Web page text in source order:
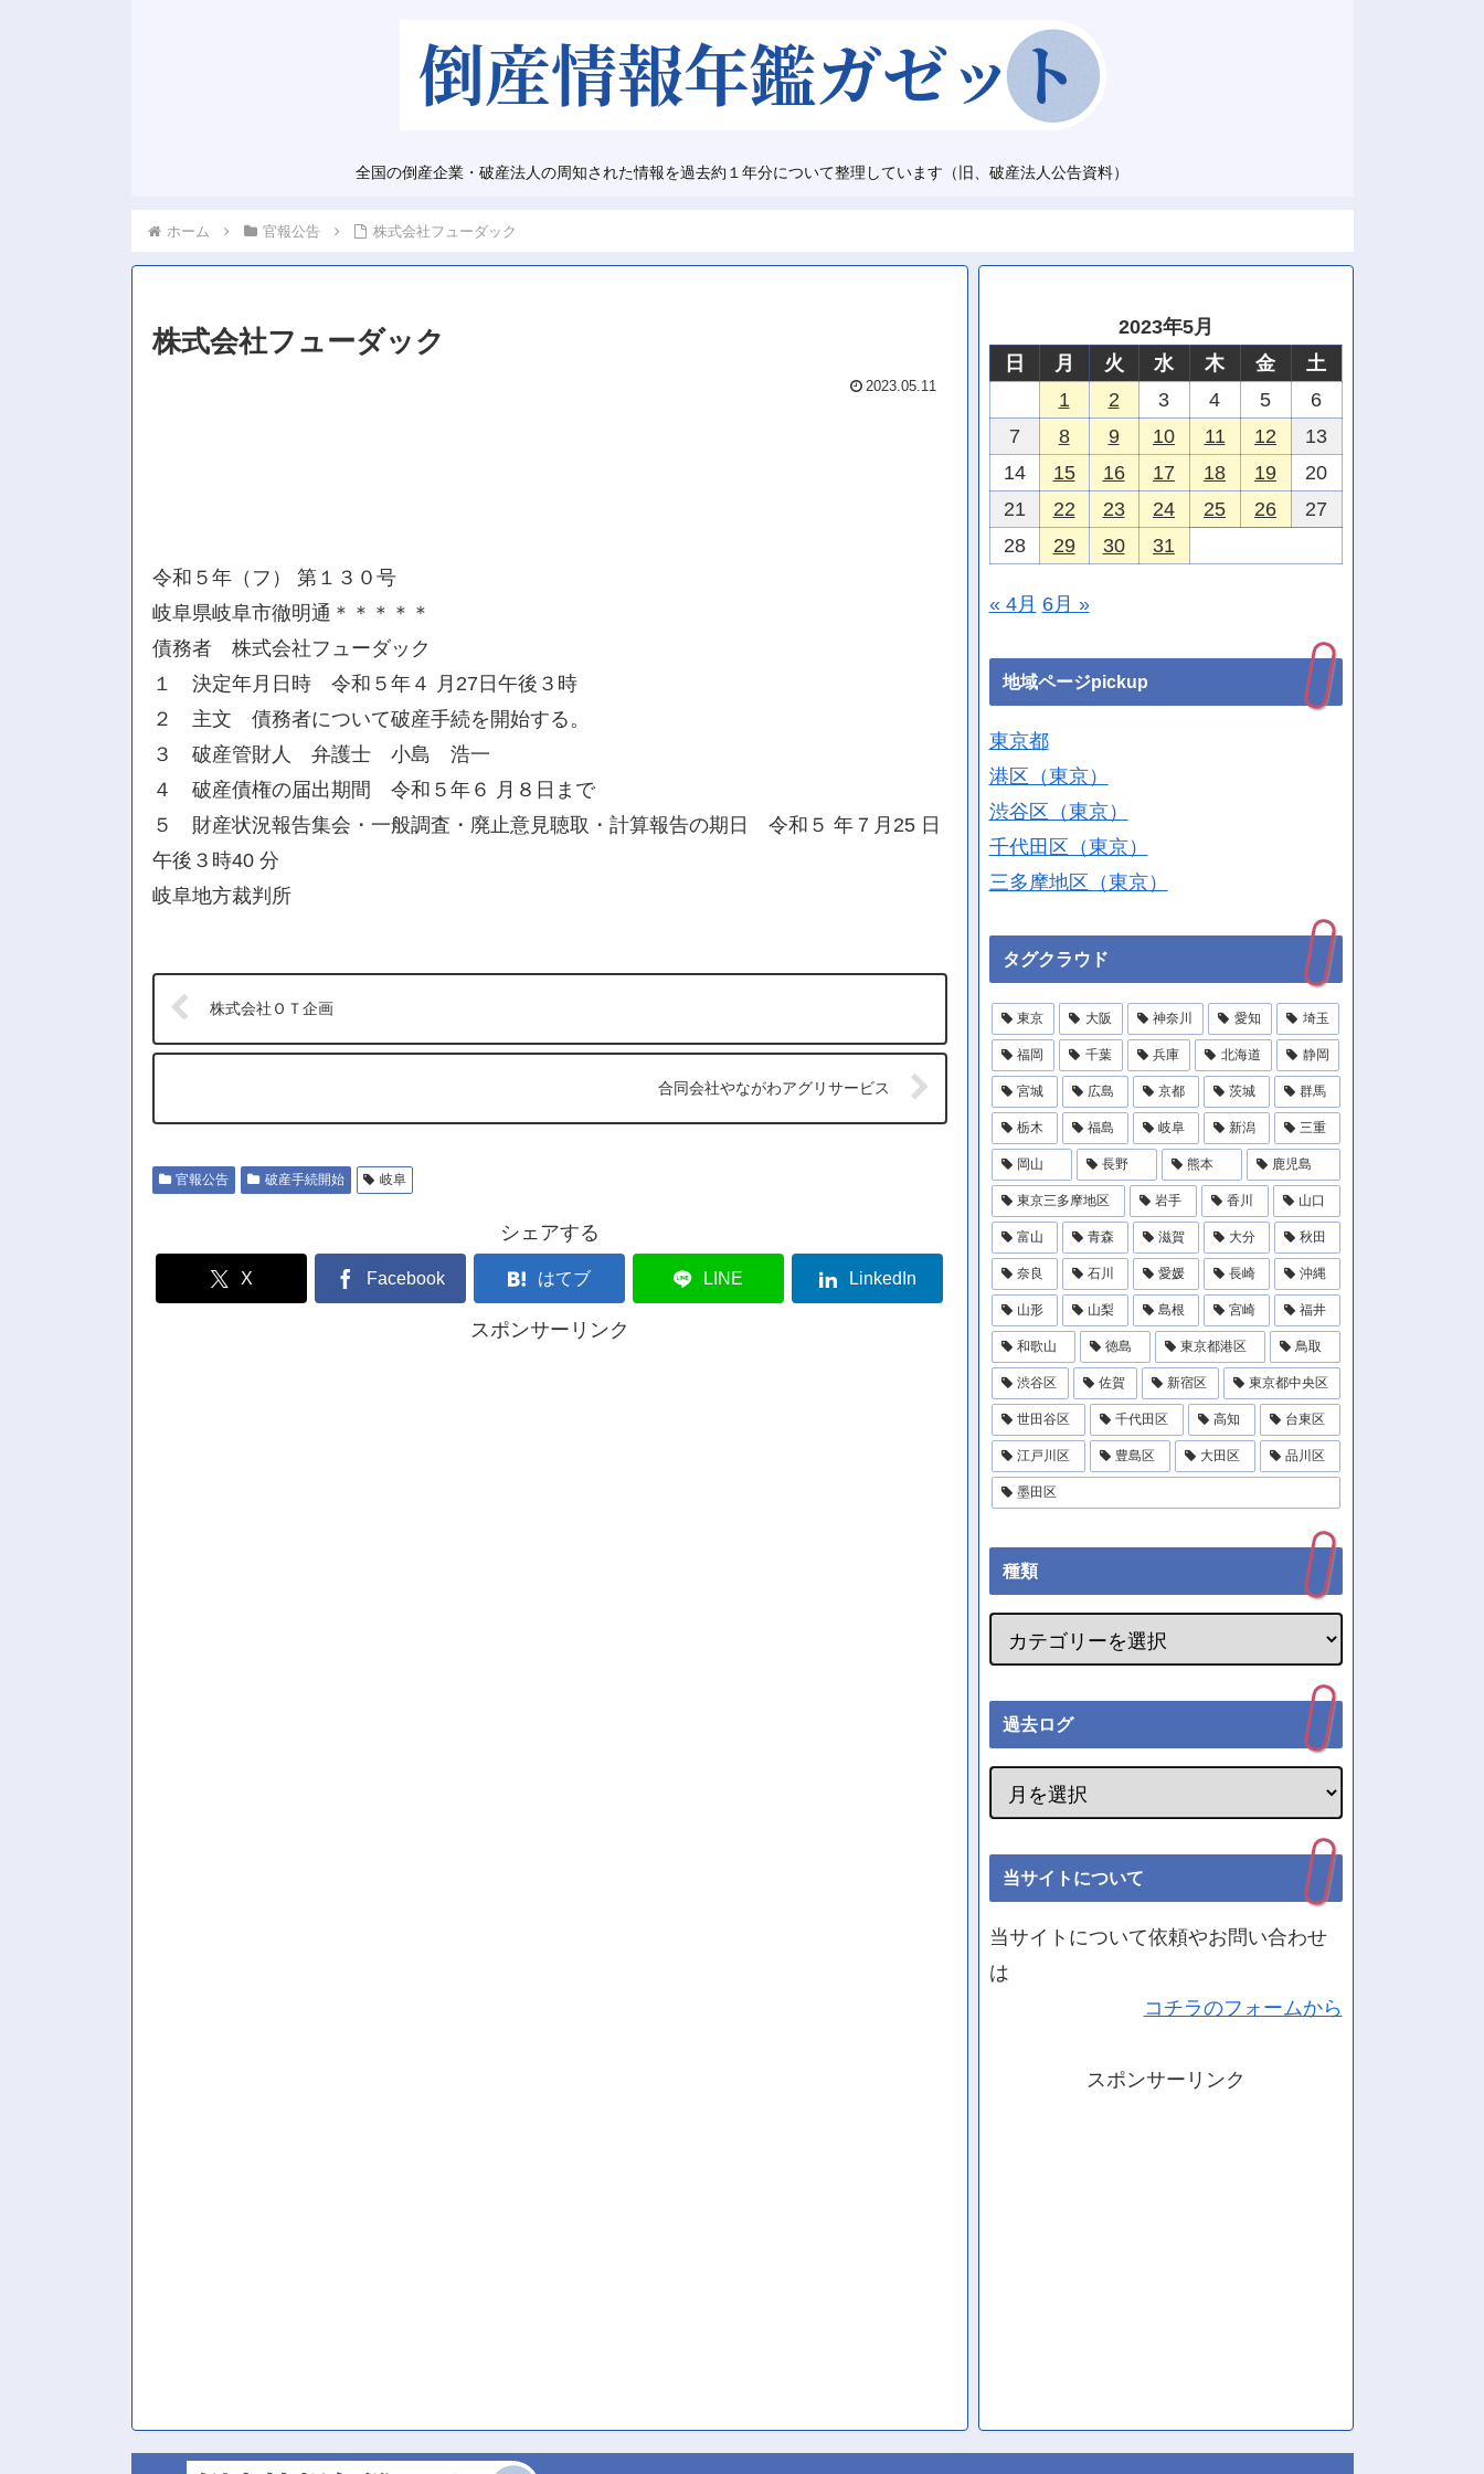
全国の倒産企業・破産法人の周知された情報を過去約１年分について整理しています（旧、破産法人公告資料）
ホーム 官報公告 株式会社フューダック
株式会社フューダック
2023.05.11
令和５年（フ） 第１３０号
岐阜県岐阜市徹明通＊＊＊＊＊
債務者 株式会社フューダック
１ 決定年月日時 令和５年４ 月27日午後３時
２ 主文 債務者について破産手続を開始する。
３ 破産管財人 弁護士 小島 浩一
４ 破産債権の届出期間 令和５年６ 月８日まで
５ 財産状況報告集会・一般調査・廃止意見聴取・計算報告の期日 令和５ 年７月25 日
午後３時40 分
岐阜地方裁判所
株式会社ＯＴ企画
合同会社やながわアグリサービス
官報公告 破産手続開始 岐阜
シェアする
X Facebook はてブ LINE LinkedIn
スポンサーリンク
2023年5月
日
月 火 水 木 金
土
1
2 3 4 5
6
7
8 9 10 11 12
13
14
15 16 17 18 19
20
21
22 23 24 25 26
27
28
29 30 31
« 4月 6月 »
地域ページpickup
東京都
港区（東京）
渋谷区（東京）
千代田区（東京）
三多摩地区（東京）
タグクラウド
東京 大阪 神奈川 愛知 埼玉
福岡 千葉 兵庫 北海道 静岡
宮城 広島 京都 茨城 群馬
栃木 福島 岐阜 新潟 三重
岡山 長野 熊本 鹿児島
東京三多摩地区 岩手 香川 山口
富山 青森 滋賀 大分 秋田
奈良 石川 愛媛 長崎 沖縄
山形 山梨 島根 宮崎 福井
和歌山 徳島 東京都港区 鳥取
渋谷区 佐賀 新宿区 東京都中央区
世田谷区 千代田区 高知 台東区
江戸川区 豊島区 大田区 品川区
墨田区
種類
過去ログ
当サイトについて
当サイトについて依頼やお問い合わせ
は
コチラのフォームから
スポンサーリンク